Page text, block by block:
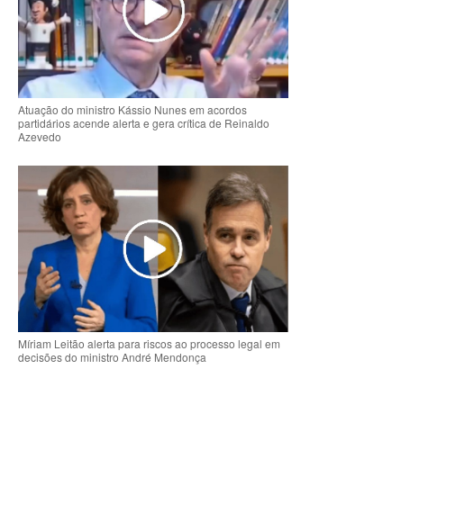
Atuação do ministro Kássio Nunes em acordos
partidários acende alerta e gera crítica de Reinaldo
Azevedo
Míriam Leitão alerta para riscos ao processo legal em
decisões do ministro André Mendonça